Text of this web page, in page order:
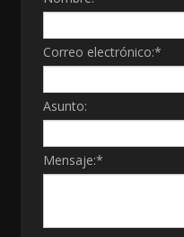
Correo electrónico:*
Asunto:
Mensaje:*